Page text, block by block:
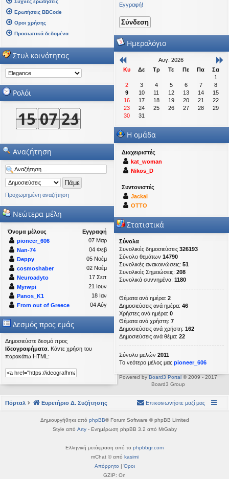
Συχνές ερωτήσεις
Ερωτήσεις BBCode
Οροι χρήσης
Προσωπικά δεδομένα
Στυλ κοινότητας
Ρολόι
Αναζήτηση
Προχωρημένη αναζήτηση
Νεώτερα μέλη
Όνομα μέλους
Εγγραφή
pioneer_606
07 Μαρ
Nan-74
04 Φεβ
Deppy
05 Νοέμ
cosmoshaber
02 Νοέμ
Neuroadyto
17 Σεπ
Myrwpi
21 Ιουν
Panos_K1
18 Ιαν
From out of Greece
04 Αύγ
Δεσμός προς εμάς
Δημοσιεύστε δεσμό προς
Ιδεογραφήματα . Κάντε χρήση του
παρακάτω HTML:
Εγγραφή!
Ημερολόγιο
Αυγ. 2026
Κυ
Δε Τρ Τε Πε Πα
Σα
1
2
3 4 5 6 7
8
9
10 11 12 13 14
15
16
17 18 19 20 21
22
23
24 25 26 27 28
29
30
31
Η ομάδα
Διαχειριστές
kat_woman
Nikos_D
Συντονιστές
Jackal
OTTO
Στατιστικά
Σύνολα
Συνολικές δημοσιεύσεις326193
Σύνολο θεμάτων14790
Συνολικές ανακοινώσεις:51
Συνολικές Σημειώσεις:208
Συνολικά συννημένα:1180
Θέματα ανά ημέρα:2
Δημοσιεύσεις ανά ημέρα:46
Χρήστες ανά ημέρα:0
Θέματα ανά χρήστη:7
Δημοσιεύσεις ανά χρήστη:162
Δημοσιεύσεις ανά θέμα:22
Σύνολο μελών2011
Το νεότερο μέλος μαςpioneer_606
Powered by Board3 Portal© 2009 - 2017
Board3 Group
Πόρταλ Ευρετήριο Δ. Συζήτησης Επικοινωνήστε μαζί μας
Δημιουργήθηκε από phpBB® Forum Software © phpBB Limited
Style από Arty- Ενημέρωση phpBB 3.2 από MrGaby
Ελληνική μετάφραση από το phpbbgr.com
mChat © από kasimi
Απόρρητο |Όροι
GZIP: On